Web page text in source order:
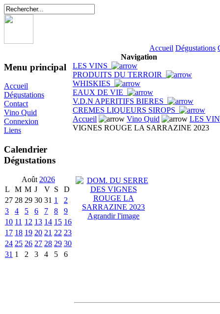
Accueil Dégustations
Menu principal
Accueil
Dégustations
Contact
Vino Quid
Connexion
Liens
Calendrier
Dégustations
Août 2026
L
M M J V S
D
27 28 29 30 31 1
2
3
4 5 6 7 8
9
10 11 12 13 14 15 16
17 18 19 20 21 22 23
24 25 26 27 28 29 30
31 1 2 3 4 5 6
Navigation
LES VINS
PRODUITS DU TERROIR
WHISKIES
EAUX DE VIE
V.D.N APERITIFS BIERES
CREMES LIQUEURS SIROPS
Accueil
Vino Quid
LES
VIGNES ROUGE LA SARRAZINE 2023
Agrandir l'image